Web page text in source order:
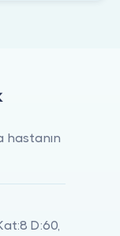
hastanın
D:60,